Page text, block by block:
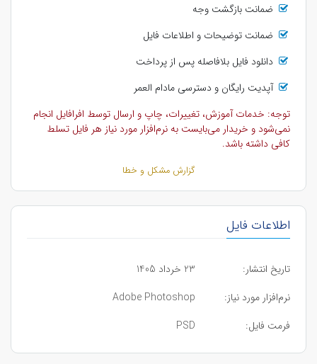
ضمانت بازگشت وجه
ضمانت توضیحات و اطلاعات فایل
دانلود فایل بلافاصله پس از پرداخت
آپدیت رایگان و دسترسی مادام العمر
توجه: خدمات آموزش، تغییرات، چاپ و ارسال توسط افرافایل انجام
نمی‌شود و خریدار می‌بایست به نرم‌افزار مورد نیاز هر فایل تسلط
کافی داشته باشد.
گزارش مشکل و خطا
اطلاعات فایل
تاریخ انتشار:
23 خرداد 1405
نرم‌افزار مورد نیاز:
Adobe Photoshop
فرمت فایل:
PSD